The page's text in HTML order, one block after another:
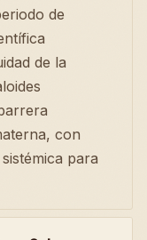
de
de la
con
para